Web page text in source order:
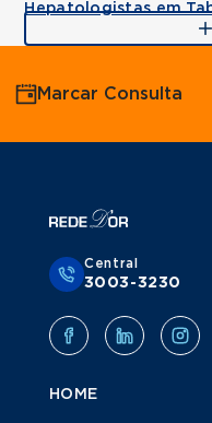
Hepatologistas em
Marcar Consulta
Central
3003-3230
HOME